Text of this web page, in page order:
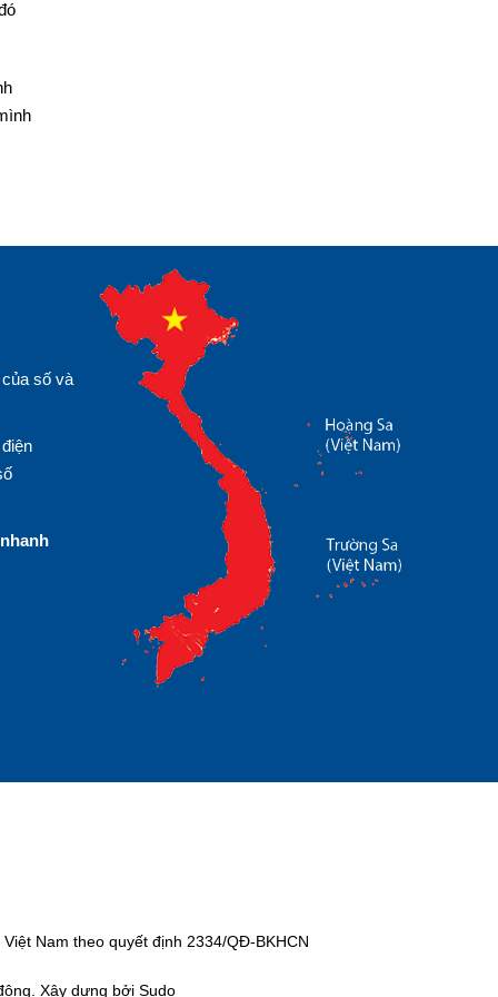
số và
nhanh
Nam theo quyết định 2334/QĐ-BKHCN
Xây dựng bởi Sudo